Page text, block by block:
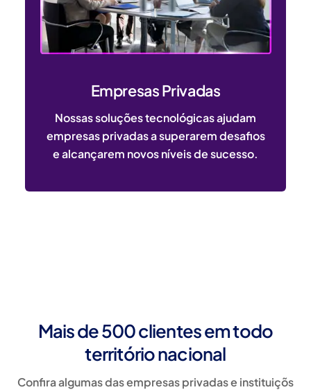
Empresas Privadas
Nossas soluções tecnológicas ajudam
empresas privadas a superarem desafios
e alcançarem novos níveis de sucesso.
Mais de 500 clientes em todo
território nacional
Confira algumas das empresas privadas e instituiçõs